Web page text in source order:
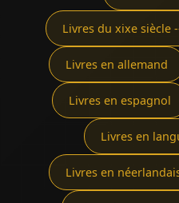
Livres du xixe siècle
Livres en allemand
Livres en espagnol
Livres en
Livres en